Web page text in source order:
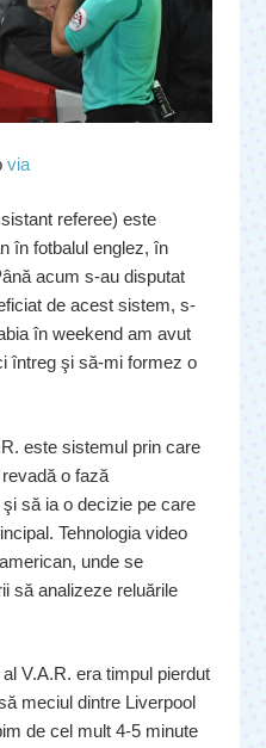
via
referee) este
în fotbalul englez, în
acum s-au disputat
de acest sistem, s-
în weekend am avut
întreg şi să-mi formez o
este sistemul prin care
o fază
să ia o decizie pe care
Tehnologia video
unde se
să analizeze reluările
V.A.R. era timpul pierdut
meciul dintre Liverpool
de cel mult 4-5 minute